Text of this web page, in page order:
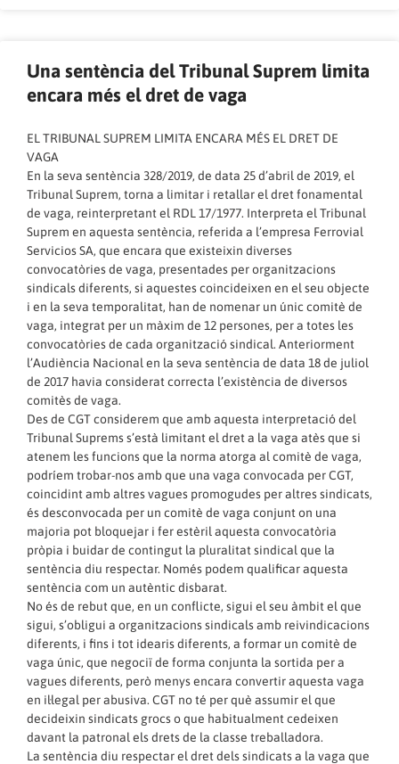
Una sentència del Tribunal Suprem limita
encara més el dret de vaga
EL TRIBUNAL SUPREM LIMITA ENCARA MÉS EL DRET DE
VAGA
En la seva sentència 328/2019, de data 25 d’abril de 2019, el
Tribunal Suprem, torna a limitar i retallar el dret fonamental
de vaga, reinterpretant el RDL 17/1977. Interpreta el Tribunal
Suprem en aquesta sentència, referida a l’empresa Ferrovial
Servicios SA, que encara que existeixin diverses
convocatòries de vaga, presentades per organitzacions
sindicals diferents, si aquestes coincideixen en el seu objecte
i en la seva temporalitat, han de nomenar un únic comitè de
vaga, integrat per un màxim de 12 persones, per a totes les
convocatòries de cada organització sindical. Anteriorment
l’Audiència Nacional en la seva sentència de data 18 de juliol
de 2017 havia considerat correcta l’existència de diversos
comitès de vaga.
Des de CGT considerem que amb aquesta interpretació del
Tribunal Suprems s’està limitant el dret a la vaga atès que si
atenem les funcions que la norma atorga al comitè de vaga,
podríem trobar-nos amb que una vaga convocada per CGT,
coincidint amb altres vagues promogudes per altres sindicats,
és desconvocada per un comitè de vaga conjunt on una
majoria pot bloquejar i fer estèril aquesta convocatòria
pròpia i buidar de contingut la pluralitat sindical que la
sentència diu respectar. Només podem qualificar aquesta
sentència com un autèntic disbarat.
No és de rebut que, en un conflicte, sigui el seu àmbit el que
sigui, s’obligui a organitzacions sindicals amb reivindicacions
diferents, i fins i tot idearis diferents, a formar un comitè de
vaga únic, que negociï de forma conjunta la sortida per a
vagues diferents, però menys encara convertir aquesta vaga
en il·legal per abusiva. CGT no té per què assumir el que
decideixin sindicats grocs o que habitualment cedeixen
davant la patronal els drets de la classe treballadora.
La sentència diu respectar el dret dels sindicats a la vaga que